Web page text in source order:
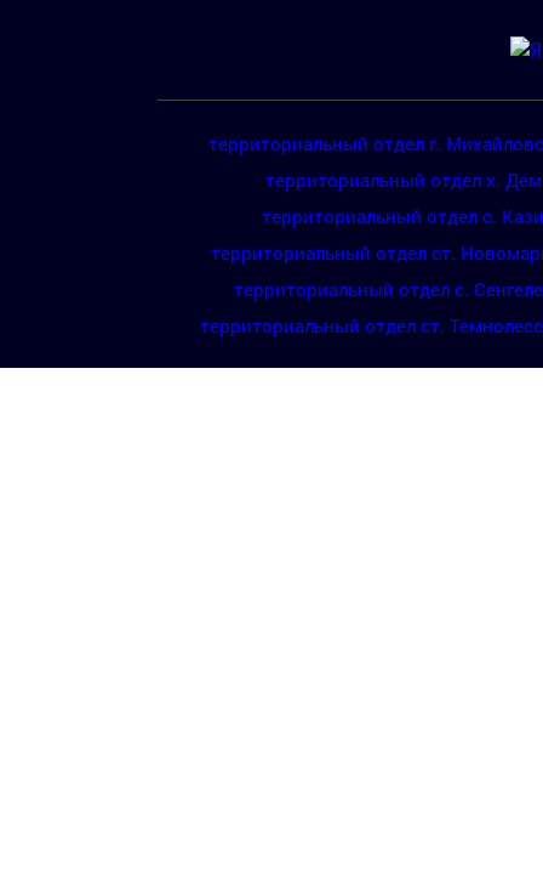
территориальный отдел г.
территориальный отдел х.
территориальный отдел с.
территориальный отдел ст.
территориальный отдел с.
территориальный отдел ст.